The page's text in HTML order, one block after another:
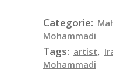
Categorie:
Mohammadi
Tags: artist,
Mohammadi